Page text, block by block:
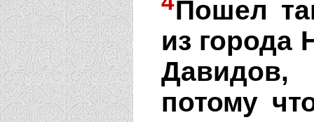
Пошел
из города
потому